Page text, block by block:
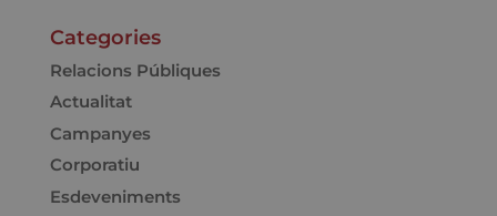
Categories
Relacions Públiques
Actualitat
Campanyes
Corporatiu
Esdeveniments